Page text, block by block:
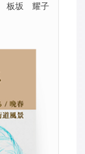
板坂 耀子